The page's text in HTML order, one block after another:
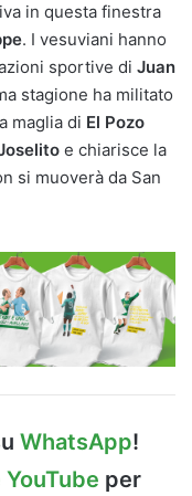
in questa finestra
. I vesuviani hanno
sportive di Juan
stagione ha militato
maglia di El Pozo
e chiarisce la
si muoverà da San
WhatsApp!
per